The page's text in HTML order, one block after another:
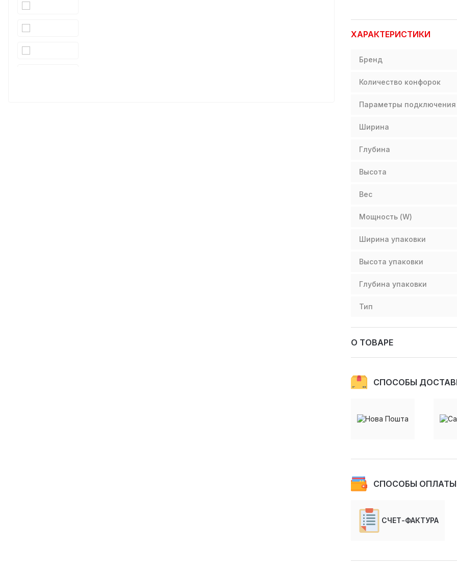
ХАРАКТЕРИСТИКИ
Бренд
Количество конфорок
Параметры подключения
Ширина
Глубина
Высота
Вес
Мощность (W)
Ширина упаковки
Высота упаковки
Глубина упаковки
Тип
О ТОВАРЕ
СПОСОБЫ
СПОСОБЫ ОПЛАТЫ
СЧЕТ-ФАКТУРА